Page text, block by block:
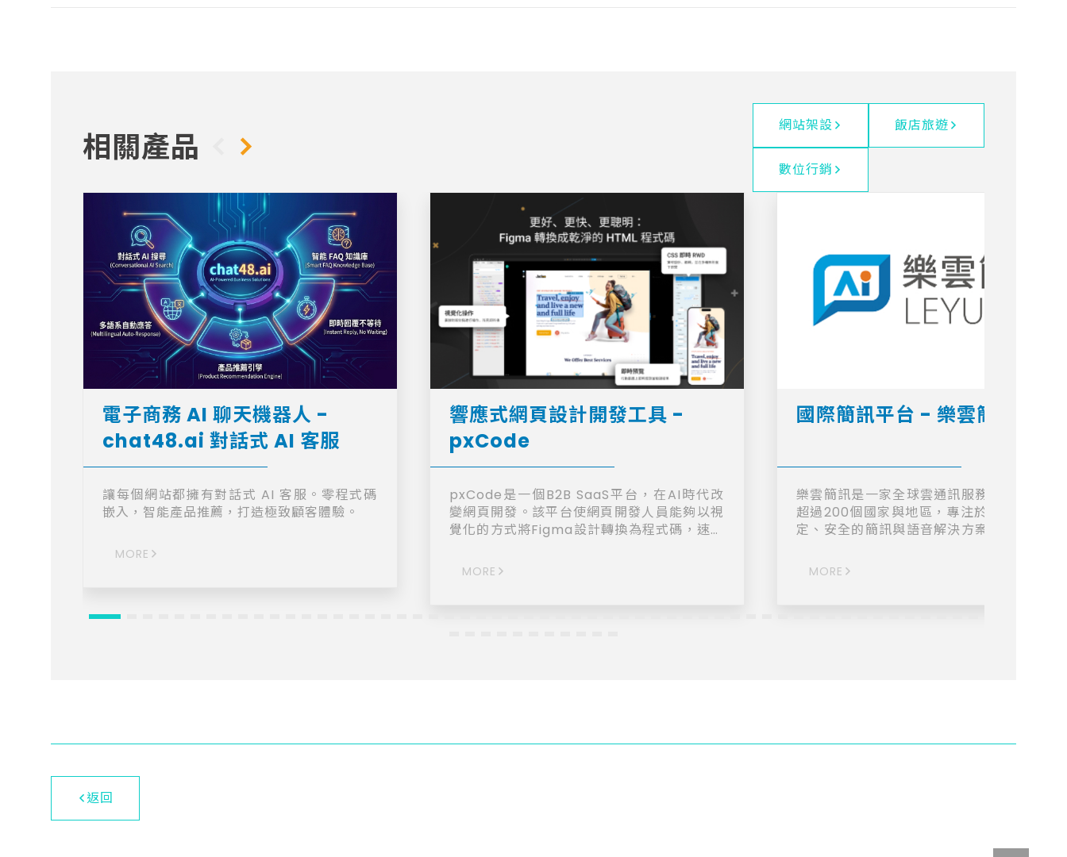
相關產品
網站架設
數位行銷
飯店旅遊
電子商務 AI 聊天機器人 -
chat48.ai 對話式 AI 客服
讓每個網站都擁有對話式 AI 客服。零程式碼
嵌入，智能產品推薦，打造極致顧客體驗。
MORE
響應式網頁設計開發工具 -
pxCode
pxCode是一個B2B SaaS平台，在AI時代改
變網頁開發。該平台使網頁開發人員能夠以視
覺化的方式將Figma設計轉換為程式碼，速度
效率。 pxCode的主要目標是簡化和加速設計
MORE
國際簡訊平台 - 樂雲簡訊
樂雲簡訊是一家全球雲通訊服務提供商，覆
超過200個國家與地區，專注於提供高效、
定、安全的簡訊與語音解決方案。我們幫助
行業服務應用 ◆ 電商平台 ◆ 線上遊戲 ◆
MORE
返回